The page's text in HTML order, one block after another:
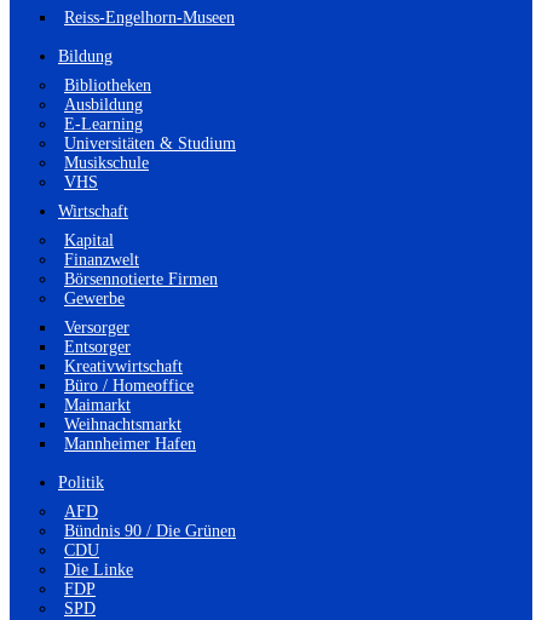
Reiss-Engelhorn-Museen
Bildung
Bibliotheken
Ausbildung
E-Learning
Universitäten & Studium
Musikschule
VHS
Wirtschaft
Kapital
Finanzwelt
Börsennotierte Firmen
Gewerbe
Versorger
Entsorger
Kreativwirtschaft
Büro / Homeoffice
Maimarkt
Weihnachtsmarkt
Mannheimer Hafen
Politik
AFD
Bündnis 90 / Die Grünen
CDU
Die Linke
FDP
SPD